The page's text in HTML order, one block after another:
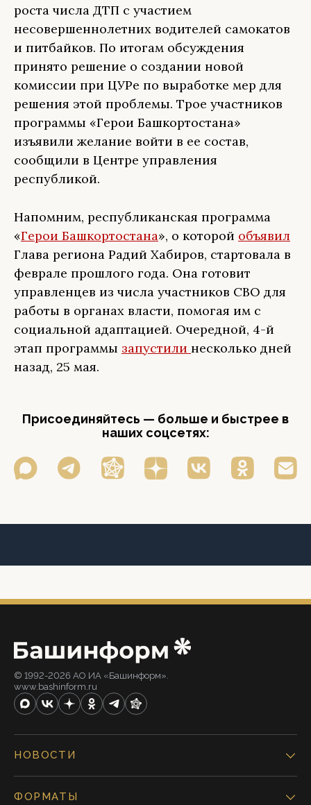
роста числа ДТП с участием
несовершеннолетних водителей самокатов
и питбайков. По итогам обсуждения
принято решение о создании новой
комиссии при ЦУРе по выработке мер для
решения этой проблемы. Трое участников
программы «Герои Башкортостана»
изъявили желание войти в ее состав,
сообщили в Центре управления
республикой.
Напомним, республиканская программа
«Герои Башкортостана», о которой объявил
Глава региона Радий Хабиров, стартовала в
феврале прошлого года. Она готовит
управленцев из числа участников СВО для
работы в органах власти, помогая им с
социальной адаптацией. Очередной, 4-й
этап программы запустили несколько дней
назад, 25 мая.
Присоединяйтесь — больше и быстрее в
наших соцсетях:
© 1992-2026 АО ИА «Башинформ».
www.bashinform.ru
НОВОСТИ
ФОРМАТЫ